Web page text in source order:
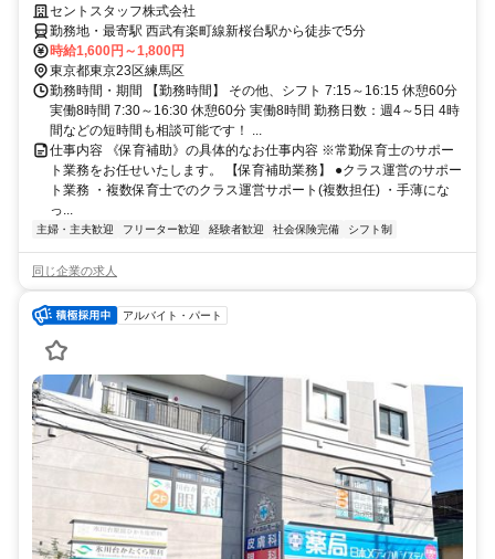
30～／短時間相談可能！
セントスタッフ株式会社
勤務地・最寄駅 西武有楽町線新桜台駅から徒歩で5分
時給1,600円～1,800円
東京都東京23区練馬区
勤務時間・期間 【勤務時間】 その他、シフト 7:15～16:15 休憩60分
実働8時間 7:30～16:30 休憩60分 実働8時間 勤務日数：週4～5日 4時
間などの短時間も相談可能です！ ...
仕事内容 《保育補助》の具体的なお仕事内容 ※常勤保育士のサポー
ト業務をお任せいたします。 【保育補助業務】 ●クラス運営のサポー
ト業務 ・複数保育士でのクラス運営サポート(複数担任) ・手薄にな
っ...
主婦・主夫歓迎 フリーター歓迎 経験者歓迎 社会保険完備 シフト制
同じ企業の求人
アルバイト・パート